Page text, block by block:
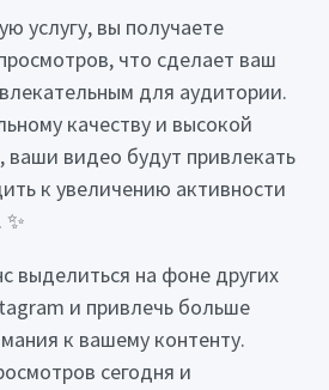
услугу, вы получаете
что сделает ваш
для аудитории.
качеству и высокой
ваши видео будут привлекать
к увеличению активности
выделиться на фоне других
и привлечь больше
к вашему контенту.
сегодня и